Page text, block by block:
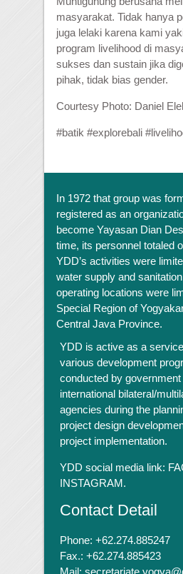
masyarakat. Tidak hanya
juga lelaki karena kami
program livelihood di
sukses dan sustain jika
pihak, tidak bias gender.
Courtesy Photo: Daniel
#batik #explorebali #
In 1972 that group was
registered as an
become Yayasan Dian
time, its personnel totaled
YDD’s activities were
water supply and
operating locations were
Special Region of
Central Java Province.
YDD is active as a
various development
conducted by government
international bilateral/
agencies during the
project design
project implementation.
YDD social media link:
INSTAGRAM.
Contact Detail
Phone: +62.274.885247
Fax.: +62.274.885423